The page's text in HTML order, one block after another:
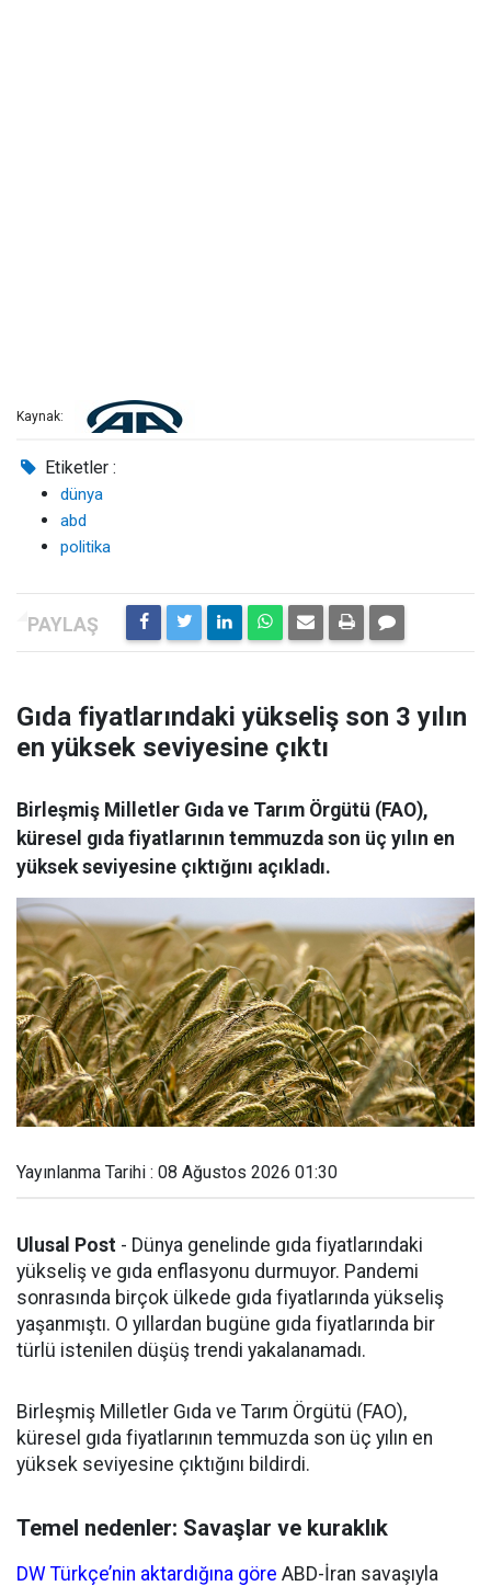
Kaynak:
Etiketler :
dünya
abd
politika
Gıda fiyatlarındaki yükseliş son 3 yılın
en yüksek seviyesine çıktı
Birleşmiş Milletler Gıda ve Tarım Örgütü (FAO),
küresel gıda fiyatlarının temmuzda son üç yılın en
yüksek seviyesine çıktığını açıkladı.
Yayınlanma Tarihi : 08 Ağustos 2026 01:30
Ulusal Post - Dünya genelinde gıda fiyatlarındaki
yükseliş ve gıda enflasyonu durmuyor. Pandemi
sonrasında birçok ülkede gıda fiyatlarında yükseliş
yaşanmıştı. O yıllardan bugüne gıda fiyatlarında bir
türlü istenilen düşüş trendi yakalanamadı.
Birleşmiş Milletler Gıda ve Tarım Örgütü (FAO),
küresel gıda fiyatlarının temmuzda son üç yılın en
yüksek seviyesine çıktığını bildirdi.
Temel nedenler: Savaşlar ve kuraklık
DW Türkçe’nin aktardığına göre ABD-İran savaşıyla